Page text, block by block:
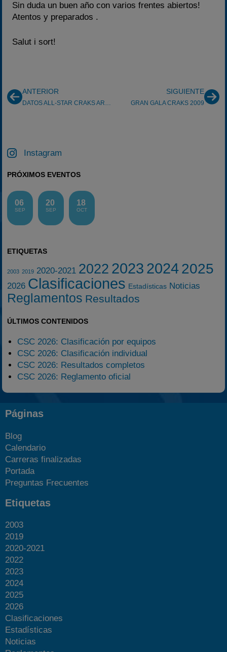
Sin duda un buen año con varios frentes abiertos!
Atentos y preparados .
Salut i sort!
ANTERIOR
DATOS ALL-STAR CRAKS ARAGON 2010
SIGUIENTE
GRAN GALA CRAKS 2009
Instagram
PRÓXIMOS EVENTOS
06
SEP
20
SEP
18
OCT
ETIQUETAS
2003 2019 2020-2021 2022 2023 20242025
2026 Clasificaciones Estadísticas Noticias
Reglamentos Resultados
ÚLTIMOS CONTENIDOS
CSC 2026: Clasificación por equipos
CSC 2026: Clasificación individual
CSC 2026: Resultados completos
CSC 2026: Reglamento oficial
Páginas
Blog
Calendario
Carreras finalizadas
Portada
Preguntas Frecuentes
Etiquetas
2003
2019
2020-2021
2022
2023
2024
2025
2026
Clasificaciones
Estadísticas
Noticias